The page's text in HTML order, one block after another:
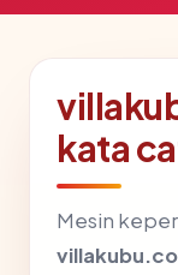
kata
Mesin